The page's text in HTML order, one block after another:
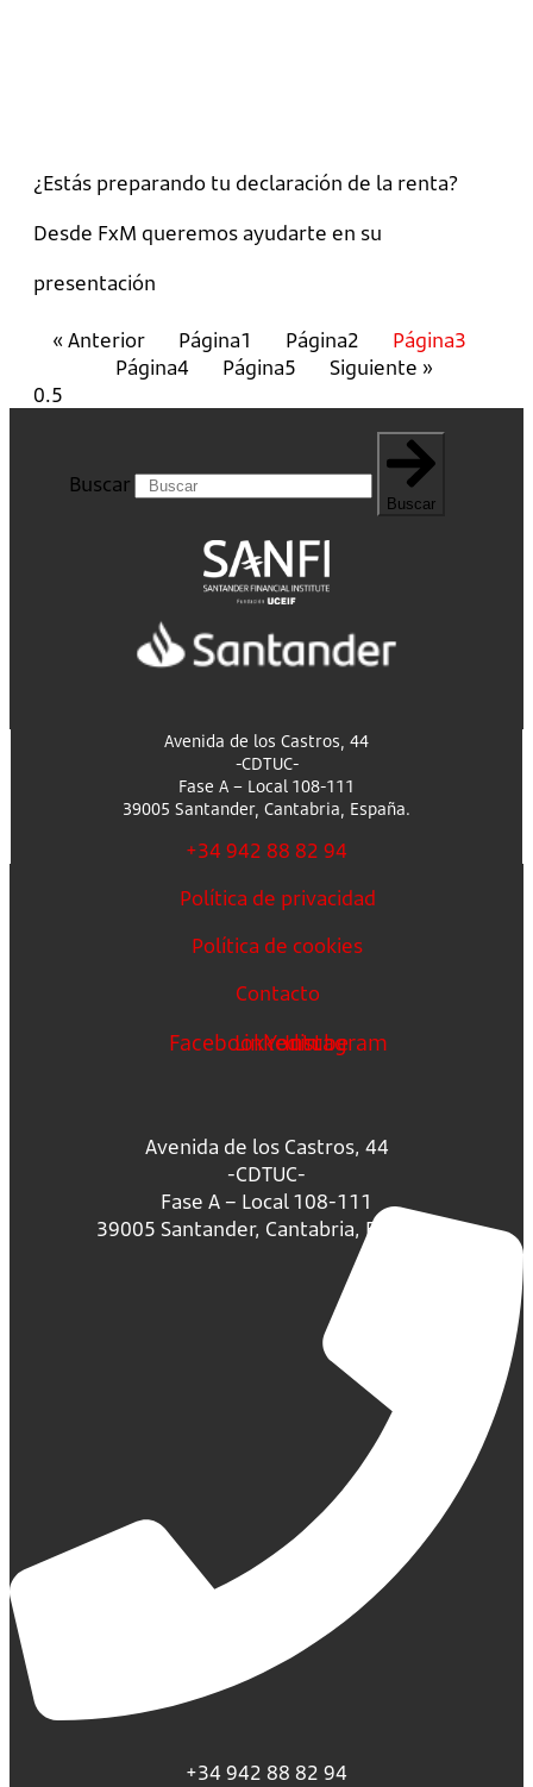
¿Estás preparando tu declaración de la renta?
Desde FxM queremos ayudarte en su
presentación
« Anterior Página1 Página2 Página3
Página4 Página5 Siguiente »
Buscar
Buscar
Avenida de los Castros, 44
-CDTUC-
Fase A – Local 108-111
39005 Santander, Cantabria, España.
+34 942 88 82 94
Política de privacidad
Política de cookies
Contacto
FacebookLinkedin
Youtube
Instagram
Avenida de los Castros, 44
-CDTUC-
Fase A – Local 108-111
39005 Santander, Cantabria, España.
+34 942 88 82 94